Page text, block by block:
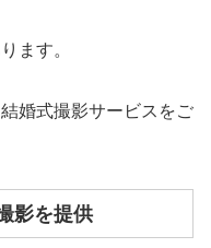
ます。
婚式撮影サービスをご
影を提供